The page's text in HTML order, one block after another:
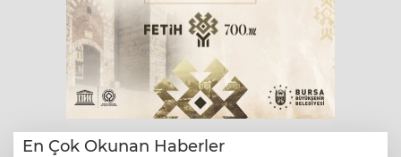
En Çok Okunan Haberler